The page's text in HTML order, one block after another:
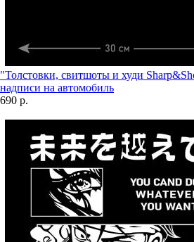
"Толстовки, свитшоты и худи
надписи на автомобиль
690 р.